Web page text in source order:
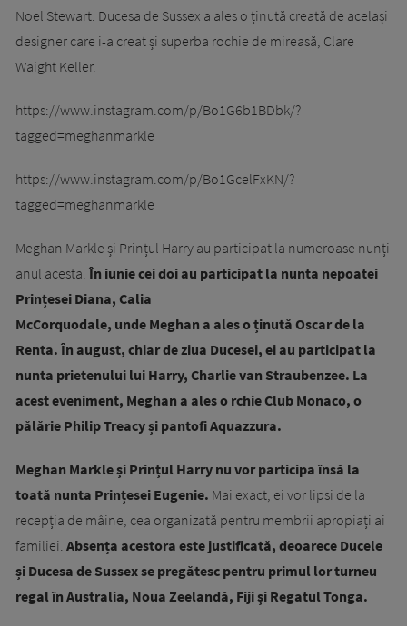
Noel Stewart. Ducesa de Sussex a ales o ținută creată de același
designer care i-a creat și superba rochie de mireasă, Clare
Waight Keller.
https://www.instagram.com/p/Bo1G6b1BDbk/?
tagged=meghanmarkle
https://www.instagram.com/p/Bo1GcelFxKN/?
tagged=meghanmarkle
Meghan Markle și Prințul Harry au participat la numeroase nunți
anul acesta. În iunie cei doi au participat la nunta nepoatei
Prințesei Diana, Calia
McCorquodale, unde Meghan a ales o ținută Oscar de la
Renta. În august, chiar de ziua Ducesei, ei au participat la
nunta prietenului lui Harry, Charlie van Straubenzee. La
acest eveniment, Meghan a ales o rchie Club Monaco, o
pălărie Philip Treacy și pantofi Aquazzura.
Meghan Markle și Prințul Harry nu vor participa însă la
toată nunta Prințesei Eugenie. Mai exact, ei vor lipsi de la
recepția de mâine, cea organizată pentru membrii apropiați ai
familiei. Absența acestora este justificată, deoarece Ducele
și Ducesa de Sussex se pregătesc pentru primul lor turneu
regal în Australia, Noua Zeelandă, Fiji și Regatul Tonga.